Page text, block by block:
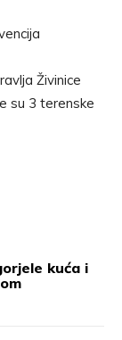
Živinice
su 3 terenske
kuća i